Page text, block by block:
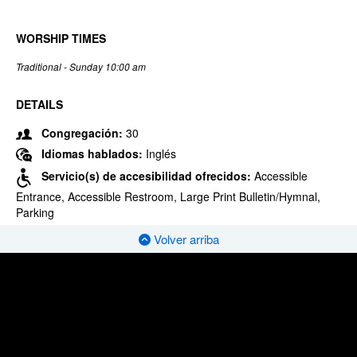
WORSHIP TIMES
Traditional - Sunday 10:00 am
DETAILS
Congregación: 30
Idiomas hablados: Inglés
Servicio(s) de accesibilidad ofrecidos: Accessible
Entrance, Accessible Restroom, Large Print Bulletin/Hymnal,
Parking
Volver arriba